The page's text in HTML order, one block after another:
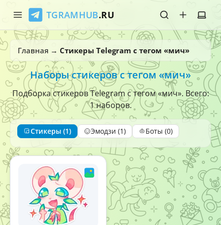
TGRAMHUB.RU
Главная
Стикеры
Эмодзи
Боты
О нас
Главная → Стикеры Telegram с тегом «мич»
Наборы стикеров с тегом «мич»
Подборка стикеров Telegram с тегом «мич». Всего:
1 наборов.
Стикеры (1) Эмодзи (1) Боты (0)